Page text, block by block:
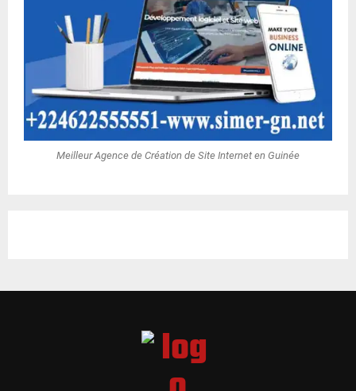
Meilleur Agence de Création de Site Internet en Guinée